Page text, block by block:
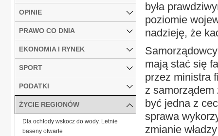
była
poziomie
nadzieję, że
mają stać się
przez ministra
z
być jedna z
sprawa
zmianie
OPINIE
PRAWO CO DNIA
EKONOMIA I RYNEK
SPORT
PODATKI
ŻYCIE REGIONÓW
Dla ochłody wskocz do wody. Letnie
baseny otwarte